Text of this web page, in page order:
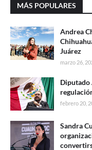
MÁS POPULARES
Andrea
Juárez
marzo 26,
Diputado
febrero 20,
Sandra